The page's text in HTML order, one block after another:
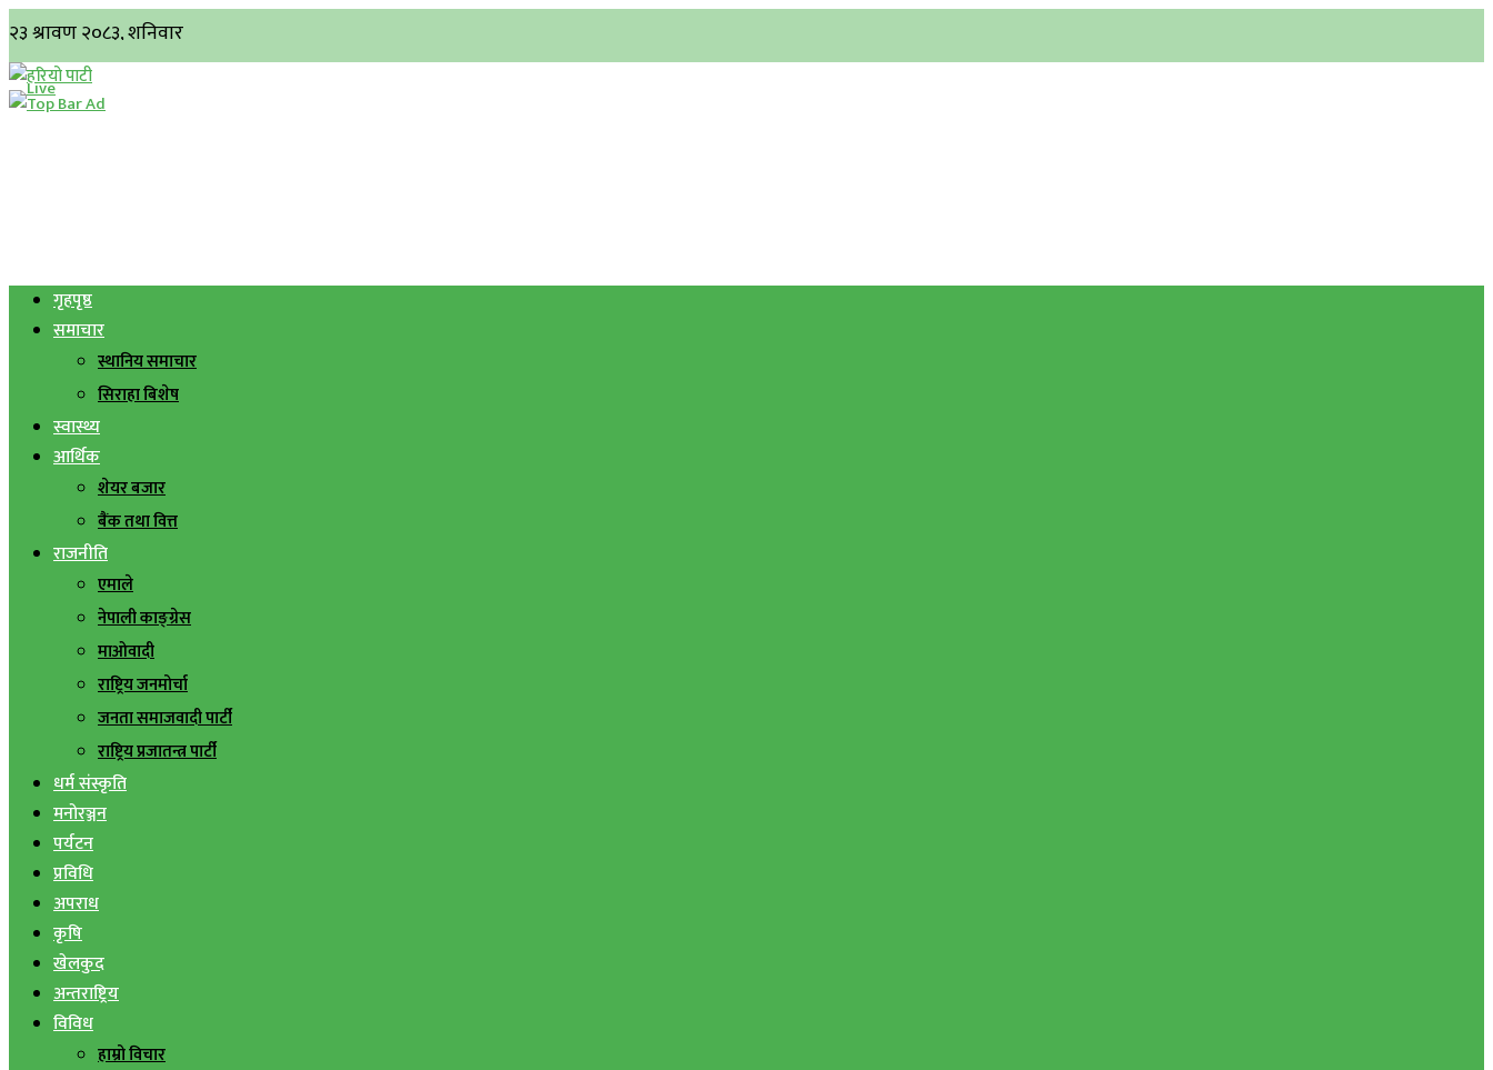
गृहपृष्ठ
समाचार
स्थानिय समाचार
सिराहा बिशेष
स्वास्थ्य
आर्थिक
शेयर बजार
बैंक तथा वित्त
राजनीति
एमाले
नेपाली काङ्ग्रेस
माओवादी
राष्ट्रिय जनमोर्चा
जनता समाजवादी पार्टी
राष्ट्रिय प्रजातन्त्र पार्टी
धर्म संस्कृति
मनोरञ्जन
पर्यटन
प्रविधि
अपराध
कृषि
खेलकुद
अन्तराष्ट्रिय
विविध
हाम्रो विचार